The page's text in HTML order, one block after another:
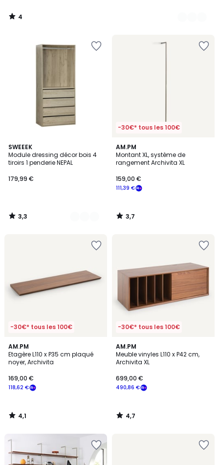
4
/
SWEEEK
Module dressing décor bois 4
tiroirs 1 penderie NEPAL
179,99 €
3,3
/ 5
3
Couleurs
3,3
/
-30€* tous les 100€
AM.PM
Montant XL, système de
rangement Archivita XL
111,39 €
159,00 €
3,7
/ 5
3,7
/
-30€* tous les 100€
AM.PM
Etagère L110 x P35 cm plaqué
noyer, Archivita
118,62 €
169,00 €
4,1
/ 5
4,1
/
-30€* tous les 100€
AM.PM
Meuble vinyles L110 x P42 cm,
Archivita XL
490,86 €
699,00 €
4,7
/ 5
4,7
/